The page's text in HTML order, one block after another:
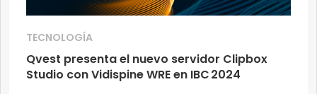
TECNOLOGÍA
Qvest presenta el nuevo servidor Clipbox
Studio con Vidispine WRE en IBC 2024